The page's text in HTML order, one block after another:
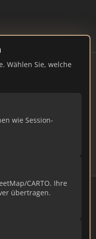
Wählen Sie, welche
wie Session-
CARTO. Ihre
übertragen.
Ramsin –
2026